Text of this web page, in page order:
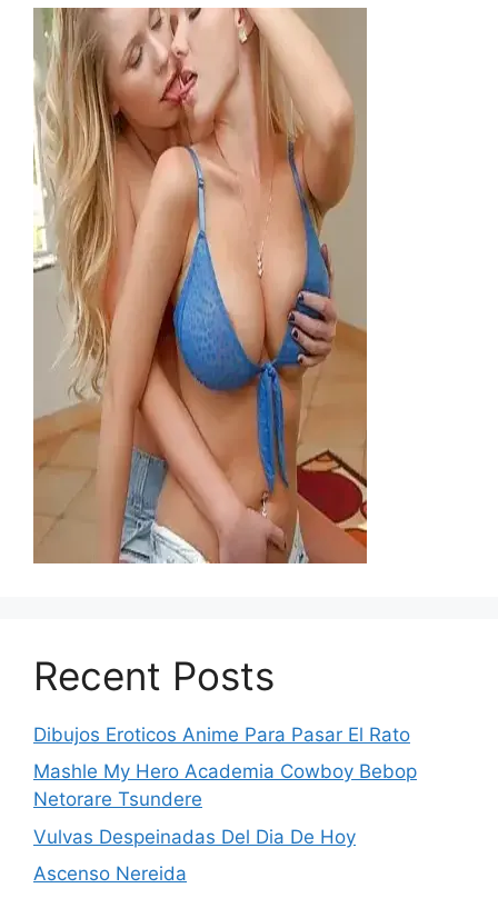
Recent Posts
Dibujos Eroticos Anime Para Pasar El Rato
Mashle My Hero Academia Cowboy Bebop
Netorare Tsundere
Vulvas Despeinadas Del Dia De Hoy
Ascenso Nereida